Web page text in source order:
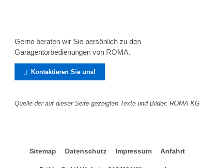
Gerne beraten wir Sie persönlich zu den
Garagentorbedienungen von ROMA.
 Kontaktieren Sie uns!
Quelle der auf dieser Seite gezeigten Texte und Bilder: ROMA KG
Sitemap Datenschutz Impressum Anfahrt